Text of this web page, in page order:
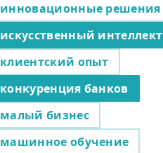
инновационные решения
искусственный интеллект
клиентский опыт
конкуренция банков
малый бизнес
машинное обучение